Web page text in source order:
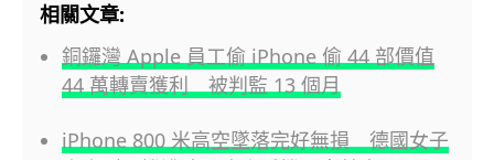
相關文章:
銅鑼灣 Apple 員工偷 iPhone 偷 44 部價值
44 萬轉賣獲利 被判監 13 個月
iPhone 800 米高空墜落完好無損 德國女子